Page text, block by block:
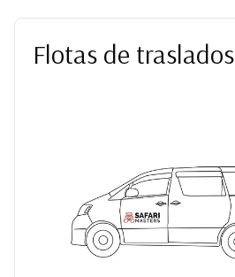
Flotas de traslados